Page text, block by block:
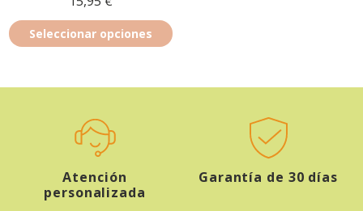
Seleccionar opciones
Atención
personalizada
Garantía de 30 días